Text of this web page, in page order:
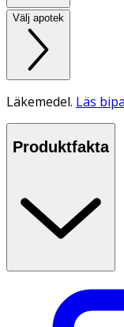
Välj apotek
Läkemedel. Läs
Produktfakta